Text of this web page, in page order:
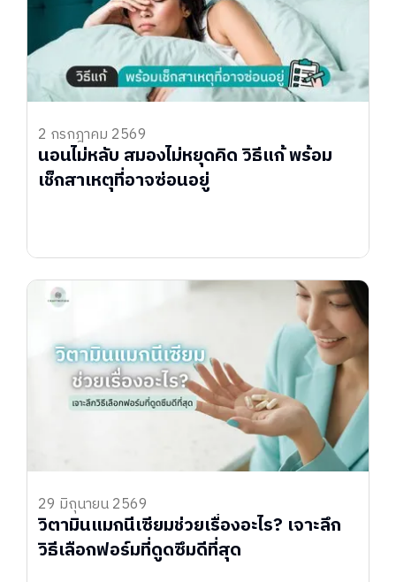
2 กรกฎาคม 2569
นอนไม่หลับ สมองไม่หยุดคิด วิธีแก้ พร้อม
เช็กสาเหตุที่อาจซ่อนอยู่
29 มิถุนายน 2569
วิตามินแมกนีเซียมช่วยเรื่องอะไร? เจาะลึก
วิธีเลือกฟอร์มที่ดูดซึมดีที่สุด